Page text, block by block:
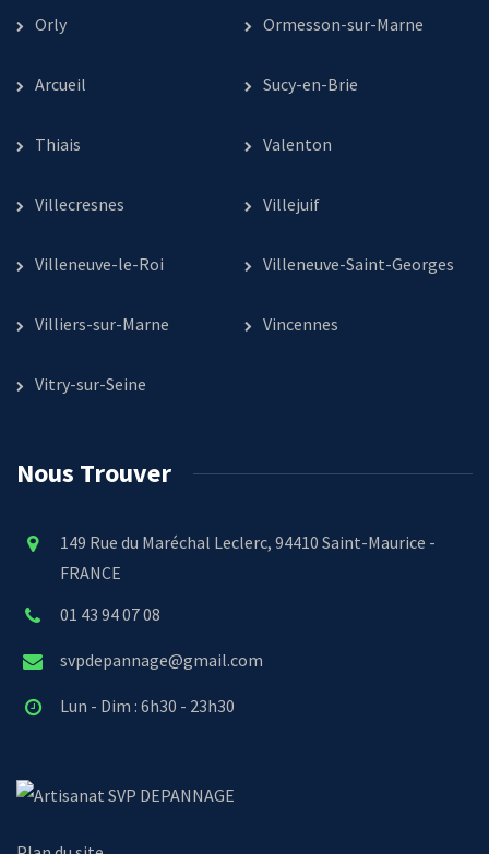
Orly Ormesson-sur-Marne
Arcueil Sucy-en-Brie
Thiais Valenton
Villecresnes Villejuif
Villeneuve-le-Roi Villeneuve-Saint-Georges
Villiers-sur-Marne Vincennes
Vitry-sur-Seine
Nous Trouver
149 Rue du Maréchal Leclerc, 94410 Saint-Maurice -
FRANCE
01 43 94 07 08
svpdepannage@gmail.com
Lun - Dim : 6h30 - 23h30
SVP DEPANNAGE